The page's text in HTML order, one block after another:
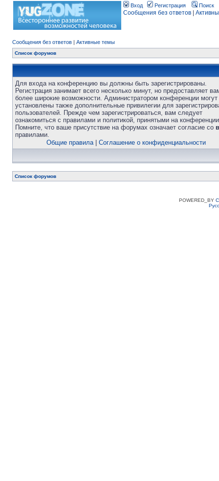
Вход Регистрация Поиск
Сообщения без ответов
Сообщения без ответов | Активные темы
Список форумов
Для входа на конференцию вы должны быть зарегистрированы.
Регистрация занимает всего несколько минут, но предоставляет
более широкие возможности. Администратором конференции
установлены также дополнительные привилегии для
пользователей. Прежде чем зарегистрироваться, вам следует
ознакомиться с правилами и политикой, принятыми на
Помните, что ваше присутствие на форумах означает согласие со
правилами.
Общие правила| Соглашение о конфиденциальности
Список форумов
POWERED_BY